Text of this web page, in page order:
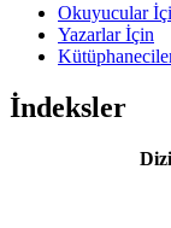
Okuyucular
Yazarlar İçin
İndeksler